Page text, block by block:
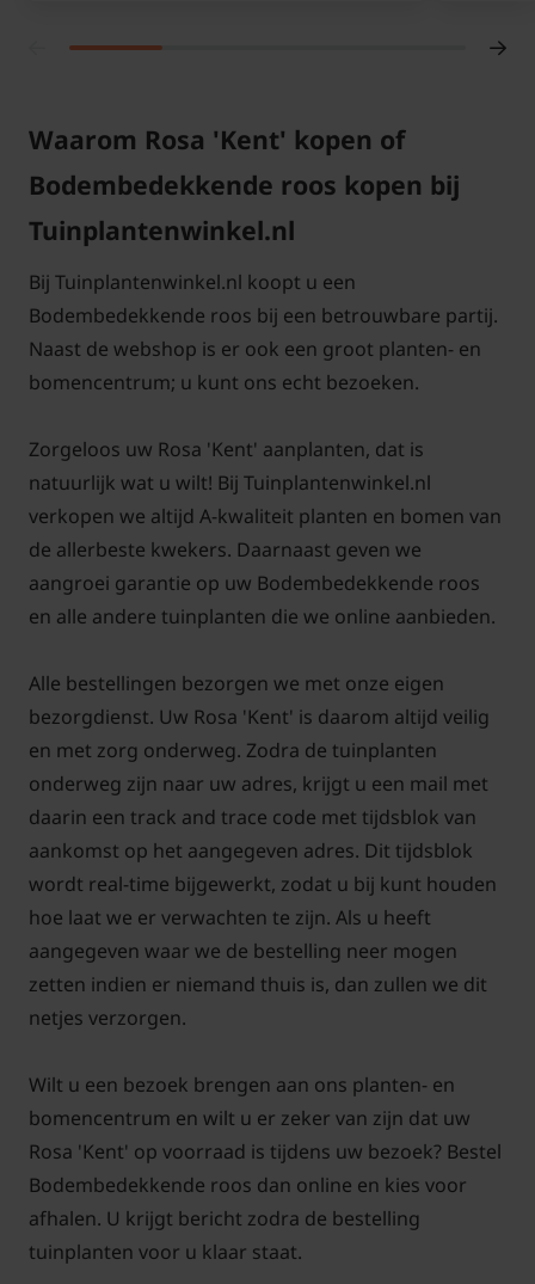
Voor snoei- en onderhoudstips voor de struikroos
Waarom Rosa 'Kent' kopen of
Bodembedekkende roos kopen bij
Tuinplantenwinkel.nl
Bij Tuinplantenwinkel.nl koopt u een
Bodembedekkende roos bij een betrouwbare partij.
Naast de webshop is er ook een groot planten- en
bomencentrum; u kunt ons echt bezoeken.
Zorgeloos uw Rosa 'Kent' aanplanten, dat is
natuurlijk wat u wilt! Bij Tuinplantenwinkel.nl
verkopen we altijd A-kwaliteit planten en bomen van
de allerbeste kwekers. Daarnaast geven we
aangroei garantie op uw Bodembedekkende roos
en alle andere tuinplanten die we online aanbieden.
Alle bestellingen bezorgen we met onze eigen
bezorgdienst. Uw Rosa 'Kent' is daarom altijd veilig
en met zorg onderweg. Zodra de tuinplanten
onderweg zijn naar uw adres, krijgt u een mail met
daarin een track and trace code met tijdsblok van
aankomst op het aangegeven adres. Dit tijdsblok
wordt real-time bijgewerkt, zodat u bij kunt houden
hoe laat we er verwachten te zijn. Als u heeft
aangegeven waar we de bestelling neer mogen
zetten indien er niemand thuis is, dan zullen we dit
netjes verzorgen.
Wilt u een bezoek brengen aan ons planten- en
bomencentrum en wilt u er zeker van zijn dat uw
Rosa 'Kent' op voorraad is tijdens uw bezoek? Bestel
Bodembedekkende roos dan online en kies voor
afhalen. U krijgt bericht zodra de bestelling
tuinplanten voor u klaar staat.